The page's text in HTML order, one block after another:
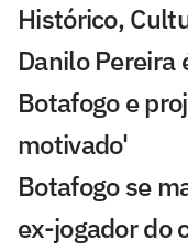
Histórico,
Danilo Pereira
Botafogo e
motivado'
Botafogo se
ex-jogador do